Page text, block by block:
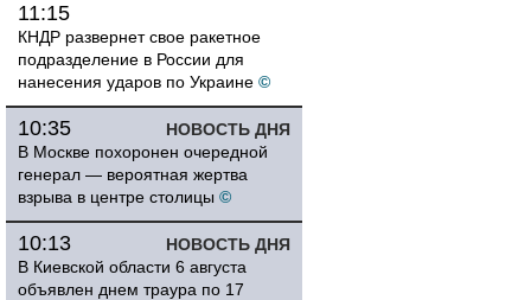
11:15
КНДР развернет свое ракетное
подразделение в России для
нанесения ударов по Украине ©
НОВОСТЬ ДНЯ
10:35
В Москве похоронен очередной
генерал — вероятная жертва
взрыва в центре столицы ©
НОВОСТЬ ДНЯ
10:13
В Киевской области 6 августа
объявлен днем траура по 17